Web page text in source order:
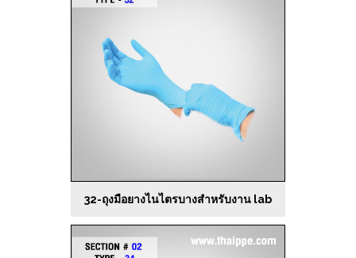
32-ถุงมือยางไนไตรบางสำหรับงาน lab